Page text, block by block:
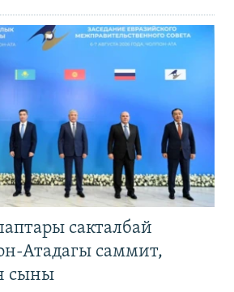
сакталбай
Атадагы саммит,
сыны